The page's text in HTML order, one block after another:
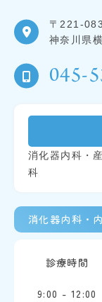
〒221-
神奈川県
045-
消化器内科・
科
消化器内科・
診療時間
9:00 - 12:00